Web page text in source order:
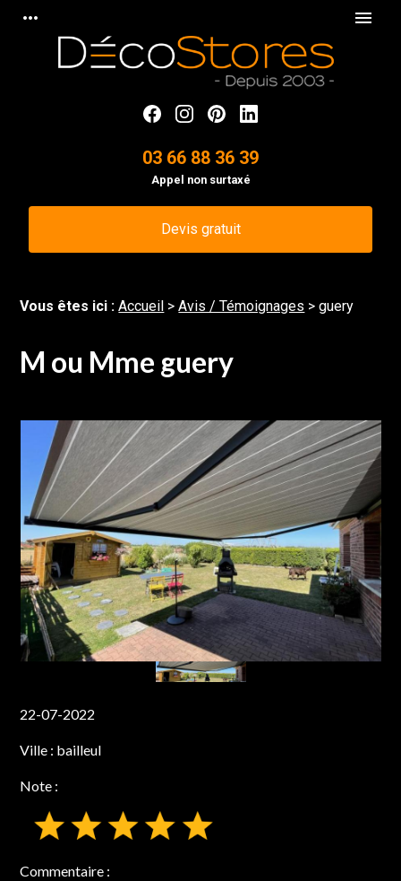
more_horiz menu
03 66 88 36 39
Appel non surtaxé
Devis gratuit
Vous êtes ici :Accueil >Avis / Témoignages >guery
M ou Mme guery
22-07-2022
Ville : bailleul
Note :
Commentaire :